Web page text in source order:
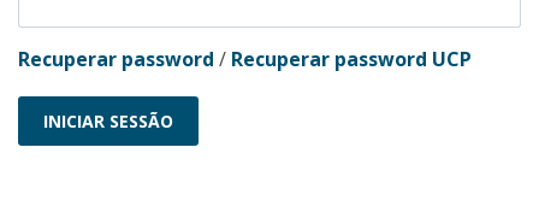
Recuperar password / Recuperar password UCP
INICIAR SESSÃO